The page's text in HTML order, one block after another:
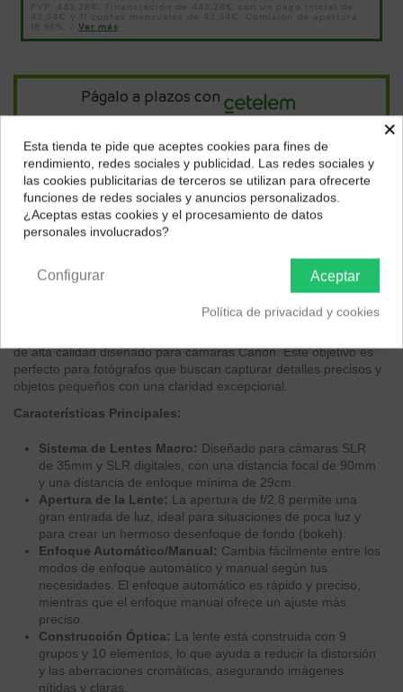
Págalo a plazos con
13,73€*al mes en cuotas
*Importe a financiar494,26 € /Importe total adeudado494,26 €
TIN 0,00 % / TAE7,45 %/ Ver más
Descripción
de alta calidad diseñado para cámaras Canon. Este objetivo es
perfecto para fotógrafos que buscan capturar detalles precisos y
objetos pequeños con una claridad excepcional.
Características Principales:
Sistema de Lentes Macro: Diseñado para cámaras SLR
de 35mm y SLR digitales, con una distancia focal de 90mm
y una distancia de enfoque mínima de 29cm.
Apertura de la Lente: La apertura de f/2.8 permite una
gran entrada de luz, ideal para situaciones de poca luz y
para crear un hermoso desenfoque de fondo (bokeh).
Enfoque Automático/Manual: Cambia fácilmente entre los
modos de enfoque automático y manual según tus
necesidades. El enfoque automático es rápido y preciso,
mientras que el enfoque manual ofrece un ajuste más
preciso.
Construcción Óptica: La lente está construida con 9
grupos y 10 elementos, lo que ayuda a reducir la distorsión
y las aberraciones cromáticas, asegurando imágenes
nítidas y claras.
¿Dónde deseas recibir tu pedido?
Selecciona tu ubicación para mostrarte los precios e
impuestos correctos para tu región.
×
Esta tienda te pide que aceptes cookies para fines de
rendimiento, redes sociales y publicidad. Las redes sociales y
las cookies publicitarias de terceros se utilizan para ofrecerte
funciones de redes sociales y anuncios personalizados.
¿Aceptas estas cookies y el procesamiento de datos
personales involucrados?
Aceptar
Configurar
Política de privacidad y cookies